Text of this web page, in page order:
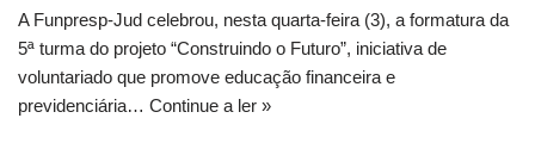
A Funpresp-Jud celebrou, nesta quarta-feira (3), a formatura da
5ª turma do projeto “Construindo o Futuro”, iniciativa de
voluntariado que promove educação financeira e
previdenciária… Continue a ler »